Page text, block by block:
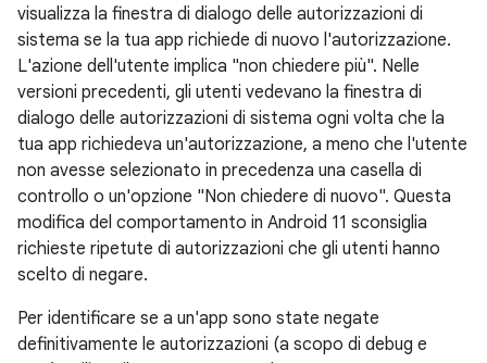
visualizza la finestra di dialogo delle autorizzazioni di
sistema se la tua app richiede di nuovo l'autorizzazione.
L'azione dell'utente implica "non chiedere più". Nelle
versioni precedenti, gli utenti vedevano la finestra di
dialogo delle autorizzazioni di sistema ogni volta che la
tua app richiedeva un'autorizzazione, a meno che l'utente
non avesse selezionato in precedenza una casella di
controllo o un'opzione "Non chiedere di nuovo". Questa
modifica del comportamento in Android 11 sconsiglia
richieste ripetute di autorizzazioni che gli utenti hanno
scelto di negare.
Per identificare se a un'app sono state negate
definitivamente le autorizzazioni (a scopo di debug e